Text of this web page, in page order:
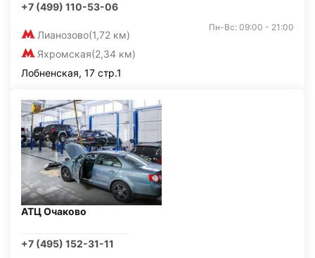
+7 (499) 110-53-06
Лианозово(1,72 км)
Яхромская(2,34 км)
Пн-Вс: 09:00 - 21:00
Лобненская, 17 стр.1
АТЦ Очаково
+7 (495) 152-31-11